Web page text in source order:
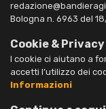
Bologna n. 6963 del
Cookie & Privacy
I cookie ci aiutano a
accetti l’utilizzo dei
Informazioni